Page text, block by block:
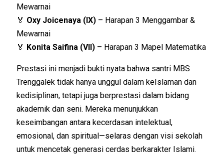
Mewarnai
🏅 Oxy Joicenaya (IX) – Harapan 3 Menggambar &
Mewarnai
🏅 Konita Saifina (VII) – Harapan 3 Mapel Matematika
Prestasi ini menjadi bukti nyata bahwa santri MBS
Trenggalek tidak hanya unggul dalam keIslaman dan
kedisiplinan, tetapi juga berprestasi dalam bidang
akademik dan seni. Mereka menunjukkan
keseimbangan antara kecerdasan intelektual,
emosional, dan spiritual—selaras dengan visi sekolah
untuk mencetak generasi cerdas berkarakter Islami.